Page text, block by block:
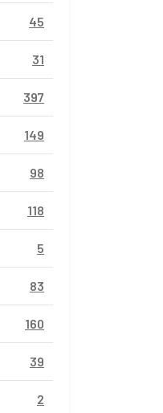
45
31
397
149
98
118
5
83
160
39
2